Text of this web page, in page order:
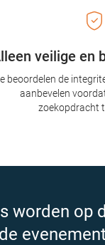
veilige en
beoordelen de
aanbevelen
zoekopdracht
worden op
de